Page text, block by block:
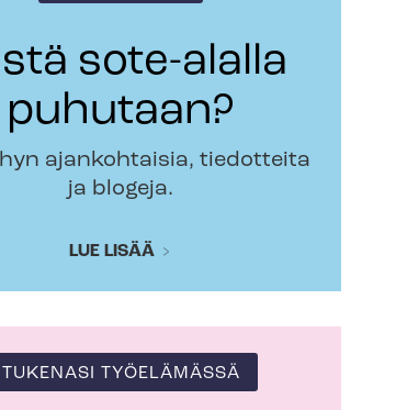
sote-alalla
puhutaan?
ajankohtaisia, tiedotteita
ja blogeja.
LUE LISÄÄ
TUKENASI TYÖELÄMÄSSÄ